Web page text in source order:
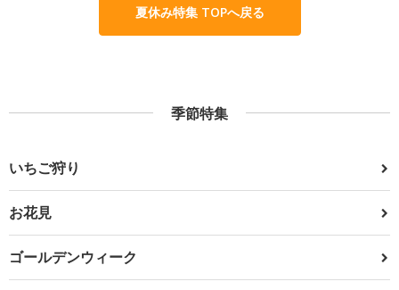
夏休み特集 TOPへ戻る
季節特集
いちご狩り
お花見
ゴールデンウィーク